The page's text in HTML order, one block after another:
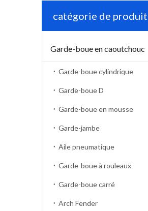
catégorie de produit
Garde-boue en caoutchouc
Garde-boue cylindrique
Garde-boue D
Garde-boue en mousse
Garde-jambe
Aile pneumatique
Garde-boue à rouleaux
Garde-boue carré
Arch Fender